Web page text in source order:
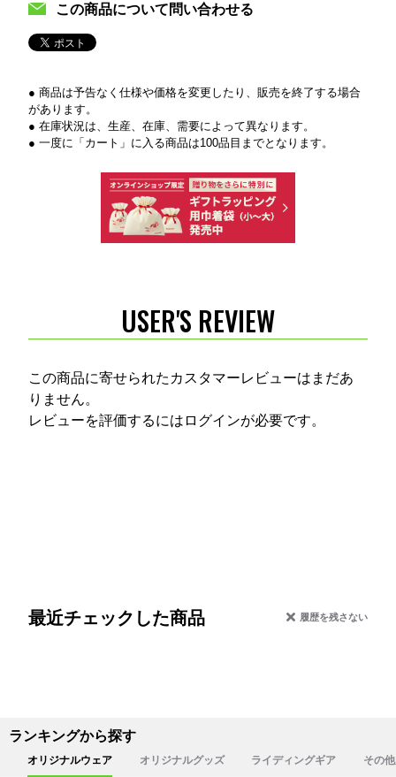
この商品について問い合わせる
● 商品は予告なく仕様や価格を変更したり、販売を終了する場合
があります。
● 在庫状況は、生産、在庫、需要によって異なります。
● 一度に「カート」に入る商品は100品目までとなります。
USER'S REVIEW
この商品に寄せられたカスタマーレビューはまだあ
りません。
レビューを評価するには ログインが必要です。
最近チェックした商品 履歴を残さない
ランキングから探す
オリジナルウェア オリジナルグッズ ライディングギア その